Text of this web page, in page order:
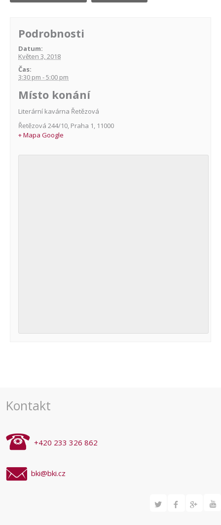
Podrobnosti
Datum:
Květen 3, 2018
Čas:
3:30 pm - 5:00 pm
Místo konání
Literární kavárna Řetězová
Řetězová 244/10, Praha 1, 11000
+ Mapa Google
Kontakt
+420 233 326 862
bki@bki.cz